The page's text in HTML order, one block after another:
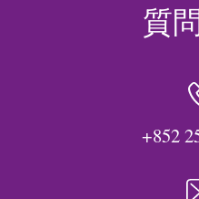
質
+852